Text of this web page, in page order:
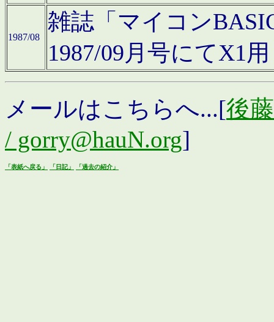
1987/08
雑誌「マイコン
1987/09月号にてX1
メールはこちらへ...[後
/ gorry@hauN.org]
「表紙へ戻る」 「日記」 「過去の紹介」